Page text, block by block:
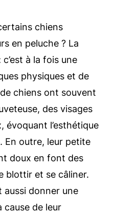
chiens
en peluche ? La
à la fois une
physiques et de
chiens ont souvent
des visages
évoquant l’esthétique
En outre, leur petite
doux en font des
blottir et se câliner.
aussi donner une
cause de leur